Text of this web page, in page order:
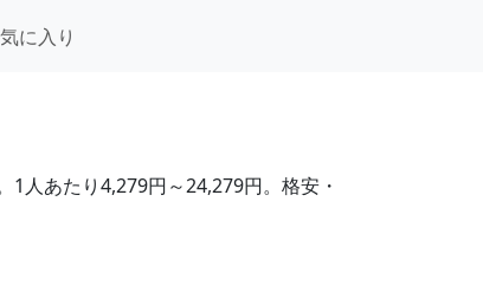
に入り
人あたり4,279円～24,279円。格安・